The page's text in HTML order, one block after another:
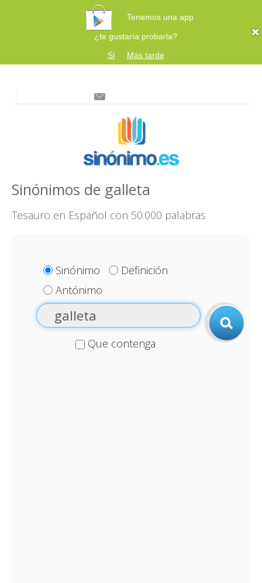
Tenemos una app
¿te gustaría probarla?
Sí
Más tarde
Sinónimos de galleta
Tesauro en Español con 50.000 palabras
Sinónimo
Definición
Antónimo
Que contenga